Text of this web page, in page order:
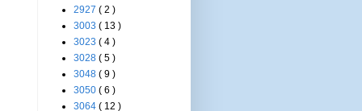
2927 ( 2 )
3003 ( 13 )
3023 ( 4 )
3028 ( 5 )
3048 ( 9 )
3050 ( 6 )
3064 ( 12 )